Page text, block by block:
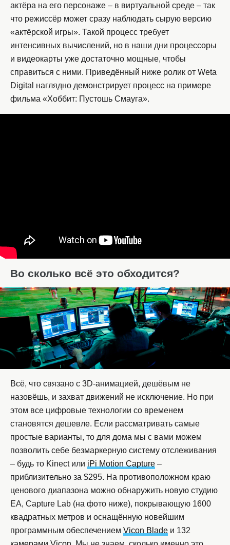
актёра на его персонаже – в виртуальной среде – так
что режиссёр может сразу наблюдать сырую версию
«актёрской игры». Такой процесс требует
интенсивных вычислений, но в наши дни процессоры
и видеокарты уже достаточно мощные, чтобы
справиться с ними. Приведённый ниже ролик от Weta
Digital наглядно демонстрирует процесс на примере
фильма «Хоббит: Пустошь Смауга».
Во сколько всё это обходится?
Всё, что связано с 3D-анимацией, дешёвым не
назовёшь, и захват движений не исключение. Но при
этом все цифровые технологии со временем
становятся дешевле. Если рассматривать самые
простые варианты, то для дома мы с вами можем
позволить себе безмаркерную систему отслеживания
– будь то Kinect или iPi Motion Capture –
приблизительно за $295. На противоположном краю
ценового диапазона можно обнаружить новую студию
EA, Capture Lab (на фото ниже), покрывающую 1600
квадратных метров и оснащённую новейшим
программным обеспечением Vicon Blade и 132